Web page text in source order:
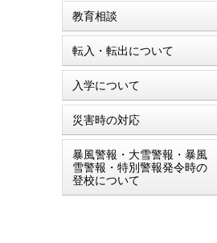
教育相談
転入・転出について
入学について
災害時の対応
暴風警報・大雪警報・暴風
雪警報・特別警報発令時の
登校について